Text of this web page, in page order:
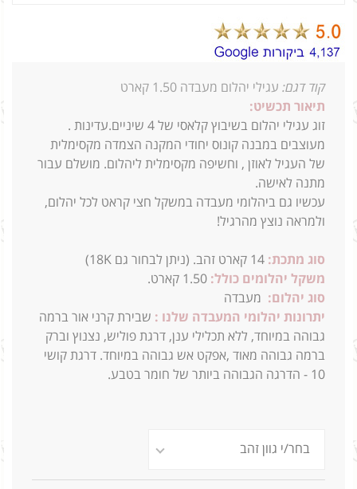
קוד דגם: עגילי יהלום מעבדה 1.50 קארט
תיאור תכשיט:
זוג עגילי יהלום בשיבוץ קלאסי של 4 שיניים.עדינות .
מעוצבים במבנה קונוס יחודי המקנה הצמדה מקסימלית
של העגיל לאוזן , וחשיפה מקסימלית ליהלום. מושלם עבור
מתנה לאישה.
עכשיו גם ביהלומי מעבדה במשקל חצי קראט לכל יהלום,
ולמראה נוצץ מהרגיל!
סוג מתכת: 14 קארט זהב. (ניתן לבחור גם 18K)
משקל יהלומים כולל: 1.50 קארט.
סוג יהלום: מעבדה
יתרונות יהלומי המעבדה שלנו : שבירת קרני אור ברמה
גבוהה במיוחד, ללא תכלילי ענן, דרגת פוליש, נצנוץ וברק
ברמה גבוהה מאוד ,אפקט אש גבוהה במיוחד. דרגת קושי
10 - הדרגה הגבוהה ביותר של חומר בטבע.